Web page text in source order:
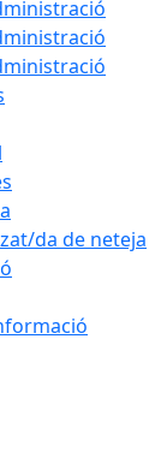
da de neteja